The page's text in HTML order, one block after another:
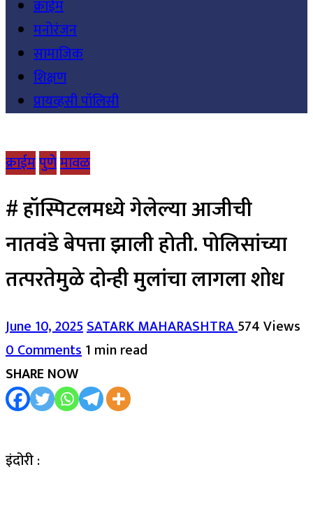
क्राईम
मनोरंजन
सामाजिक
शिक्षण
प्रायव्हसी पॉलिसी
क्राईमपुणेमावळ
# हॉस्पिटलमध्ये गेलेल्या आजीची
नातवंडे बेपत्ता झाली होती. पोलिसांच्या
तत्परतेमुळे दोन्ही मुलांचा लागला शोध
June 10, 2025SATARK MAHARASHTRA574 Views
0 Comments1 min read
SHARE NOW
इंदोरी :